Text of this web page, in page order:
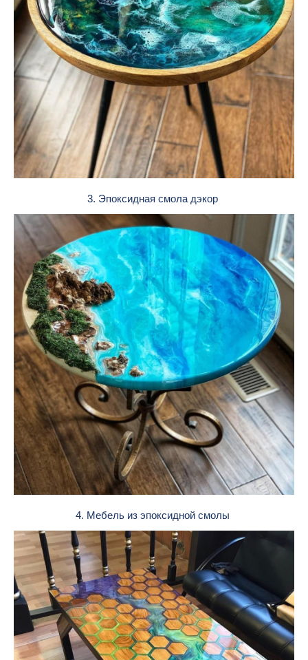
3. Эпоксидная смола дэкор
4. Мебель из эпоксидной смолы